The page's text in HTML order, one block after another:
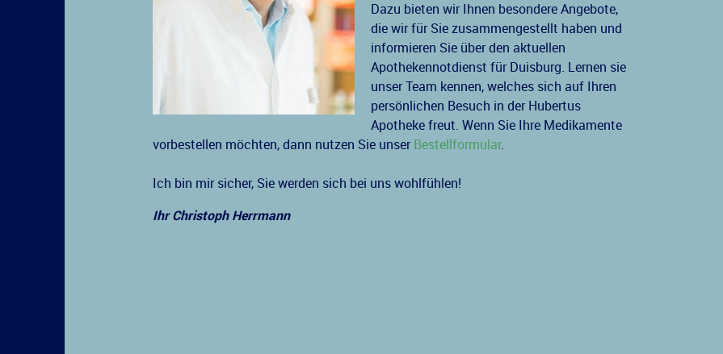
Dazu bieten wir Ihnen besondere Angebote,
die wir für Sie zusammengestellt haben und
informieren Sie über den aktuellen
Apothekennotdienst für Duisburg. Lernen sie
unser Team kennen, welches sich auf Ihren
persönlichen Besuch in der Hubertus
Apotheke freut. Wenn Sie Ihre Medikamente
vorbestellen möchten, dann nutzen Sie unser Bestellformular.
Ich bin mir sicher, Sie werden sich bei uns wohlfühlen!
Ihr Christoph Herrmann